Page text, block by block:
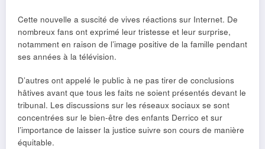
Cette nouvelle a suscité de vives réactions sur Internet. De
nombreux fans ont exprimé leur tristesse et leur surprise,
notamment en raison de l’image positive de la famille pendant
ses années à la télévision.
D’autres ont appelé le public à ne pas tirer de conclusions
hâtives avant que tous les faits ne soient présentés devant le
tribunal. Les discussions sur les réseaux sociaux se sont
concentrées sur le bien-être des enfants Derrico et sur
l’importance de laisser la justice suivre son cours de manière
équitable.